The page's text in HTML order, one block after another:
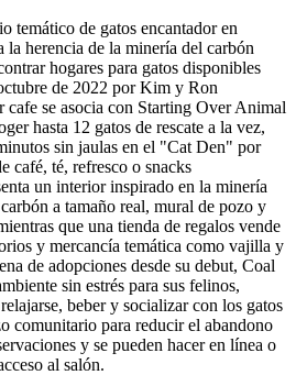
temático de gatos encantador en
la herencia de la minería del carbón
hogares para gatos disponibles
de 2022 por Kim y Ron
cafe se asocia con Starting Over Animal
hasta 12 gatos de rescate a la vez,
sin jaulas en el "Cat Den" por
café, té, refresco o snacks
un interior inspirado en la minería
a tamaño real, mural de pozo y
que una tienda de regalos vende
y mercancía temática como vajilla y
de adopciones desde su debut, Coal
sin estrés para sus felinos,
beber y socializar con los gatos
comunitario para reducir el abandono
y se pueden hacer en línea o
al salón.